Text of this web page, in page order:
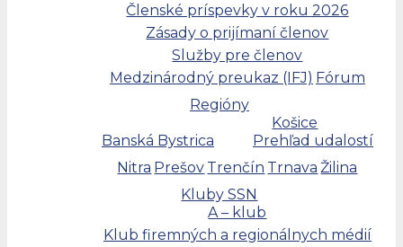
Členské príspevky v roku 2026
Zásady o prijímaní členov
Služby pre členov
Medzinárodný preukaz (IFJ) Fórum
Regióny
Banská Bystrica
Košice
Prehľad udalostí
Nitra Prešov Trenčín Trnava Žilina
Kluby SSN
A – klub
Klub firemných a regionálnych médií